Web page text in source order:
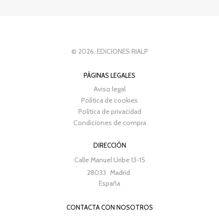
© 2026, EDICIONES RIALP
PÁGINAS LEGALES
Aviso legal
Política de cookies
Política de privacidad
Condiciones de compra
DIRECCIÓN
Calle Manuel Uribe 13-15
28033 Madrid
España
CONTACTA CON NOSOTROS